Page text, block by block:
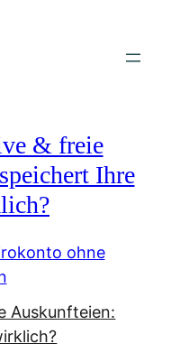
& freie
Ihre
ohne